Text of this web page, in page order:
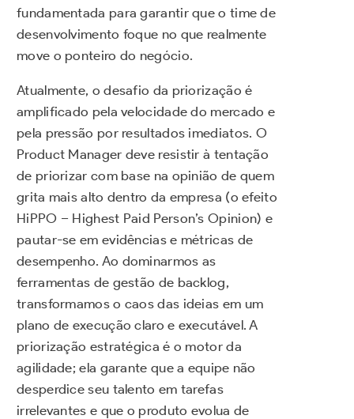
fundamentada para garantir que o time de
desenvolvimento foque no que realmente
move o ponteiro do negócio.
Atualmente, o desafio da priorização é
amplificado pela velocidade do mercado e
pela pressão por resultados imediatos. O
Product Manager deve resistir à tentação
de priorizar com base na opinião de quem
grita mais alto dentro da empresa (o efeito
HiPPO – Highest Paid Person’s Opinion) e
pautar-se em evidências e métricas de
desempenho. Ao dominarmos as
ferramentas de gestão de backlog,
transformamos o caos das ideias em um
plano de execução claro e executável. A
priorização estratégica é o motor da
agilidade; ela garante que a equipe não
desperdice seu talento em tarefas
irrelevantes e que o produto evolua de